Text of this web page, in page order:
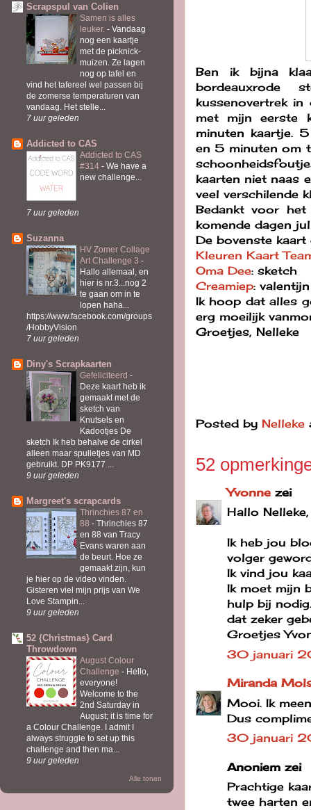
Ben ik bijna
kussenovertrek
met mijn eerste
minuten kaartje.
en 5 minuten om
kaarten niet naas
veel verschilende
Bedankt voor het
komende dagen
De bovenste kaart
Kleuren Kaart
Oma Dee: sketch
Creamiep: valentijn
Ik hoop dat alles
erg moeilijk
Groetjes, Nelleke
Posted by Nelleke
52
Yvonne zei
Hallo Nelleke,
Ik heb jou
volger
Ik vind jou
Ik moet mijn
hulp bij
dat zeker
Groetjes
30 januari
Miranda
Mooi. Ik
Dus
30 januari
Anoniem zei
Prachtige
twee harten
Scrapspul van Colien
Samen is alles
leuker. - Vandaag
nog een kaartje
met de picknick-
muizen. Ze lagen
nog op tafel en
vind het tafereel wel passen bij
de zomerse temperaturen van
vandaag. Het stelle...
7 uur geleden
Addicted to CAS
Addicted to CAS
#314 - We have a
new challenge...
7 uur geleden
Suzanna
HV Zomer Collage
Art Challenge 3 -
Hallo allemaal, en
hier is nr.3...nog 2
te gaan om in te
lopen haha...
https://www.facebook.com/groups
/HobbyVision
7 uur geleden
Diny's Scrapkaarten
Gefeliciteerd -
Deze kaart heb ik
gemaakt met de
sketch van
Knutsels en
Kadootjes De
sketch Ik heb behalve de cirkel
alleen maar spulletjes van MD
gebruikt. DP PK9177 ...
9 uur geleden
Margreet's scrapcards
Thrinchies 87 en
88 - Thrinchies 87
en 88 van Tracy
Evans waren aan
de beurt. Hoe ze
gemaakt zijn, kun
je hier op de video vinden.
Gisteren viel mijn prijs van We
Love Stampin...
9 uur geleden
52 {Christmas} Card
Throwdown
August Colour
Challenge - Hello,
everyone!
Welcome to the
2nd Saturday in
August; it is time for
a Colour Challenge. I admit I
always struggle to set up this
challenge and then ma...
9 uur geleden
Alle tonen